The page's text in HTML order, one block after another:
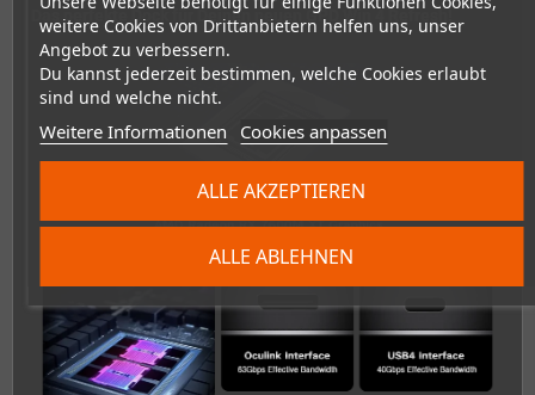
weitere Cookies von Drittanbietern helfen uns, unser
Angebot zu verbessern.
Du kannst jederzeit bestimmen, welche Cookies erlaubt
sind und welche nicht.
Weitere Informationen Cookies anpassen
ALLE ABLEHNEN
ALLE AKZEPTIEREN
Das perfekte Dock für Deinen neuen GPD Win 4 Refresh!